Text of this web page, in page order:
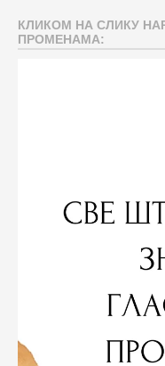
КЛИКОМ НА СЛИКУ
ПРОМЕНАМА: